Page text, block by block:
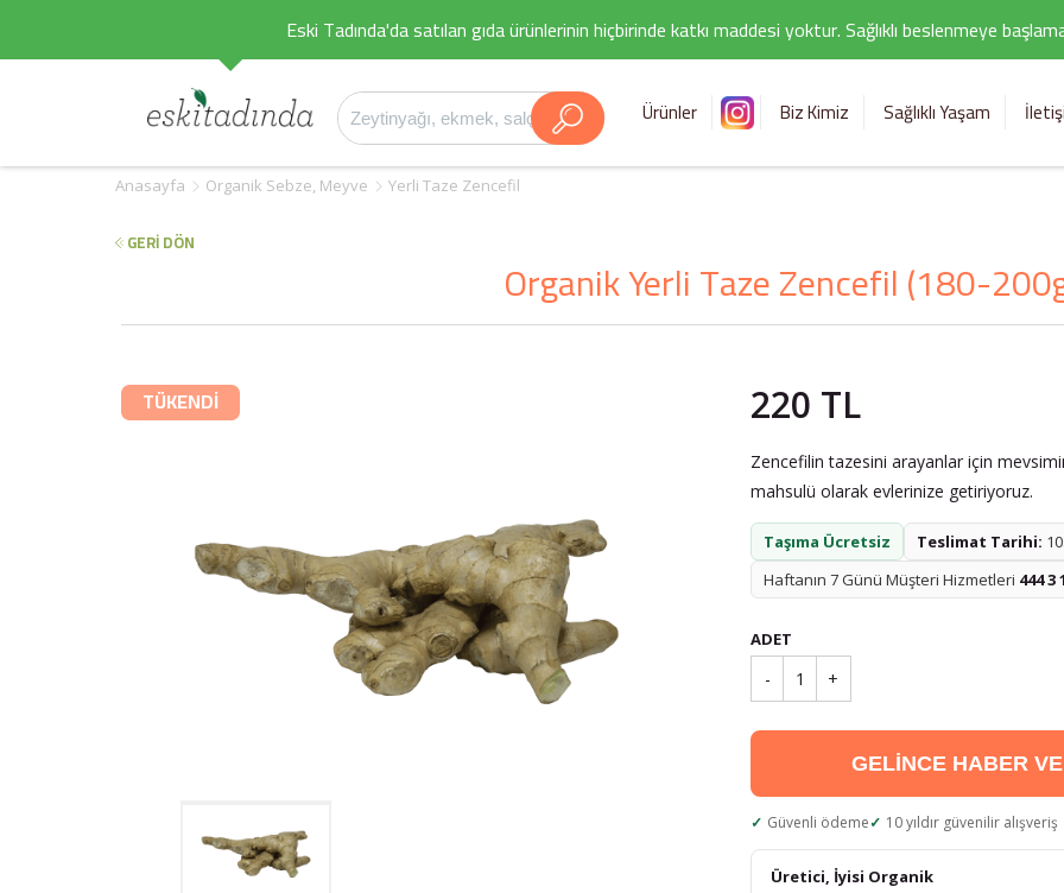
Eski Tadında'da satılan gıda ürünlerinin hiçbirinde katkı maddesi yoktur. Sağlıklı beslenmeye
Ürünler Biz Kimiz Sağlıklı Yaşam
Anasayfa Organik Sebze, Meyve Yerli Taze Zencefil
GERİ DÖN
Organik Yerli Taze Zencefil (180-
TÜKENDİ 220 TL
Zencefilin tazesini arayanlar için
mahsulü olarak evlerinize getiriyoruz.
Taşıma Ücretsiz Teslimat Tarihi:
Haftanın 7 Günü Müşteri Hizmetleri 444 3
ADET
- 1 +
GELİNCE HABER
Güvenli ödeme 10 yıldır güvenilir alışveriş
Üretici, İyisi Organik